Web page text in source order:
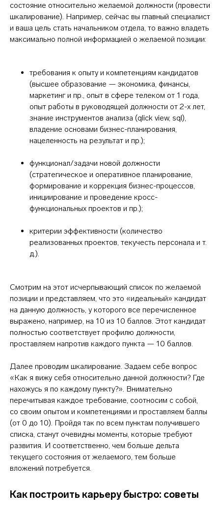
состояние относительно желаемой должности (провести
шкалирование). Например, сейчас вы главный специалист
и ваша цель стать начальником отдела, то важно владеть
максимально полной информацией о желаемой позиции:
требования к опыту и компетенциям кандидатов
(высшее образование — экономика, финансы,
маркетинг и пр., опыт в сфере телеком от 1 года,
опыт работы в руководящей должности от 2-х лет,
знание инструментов анализа (qlick view, sql),
владение основами бизнес-планирования,
нацеленность на результат и пр.);
функционал/задачи новой должности
(стратегическое и оперативное планирование,
формирование и коррекция бизнес-процессов,
инициирование и проведение кросс-
функциональных проектов и пр.);
критерии эффективности (количество
реализованных проектов, текучесть персонала и т.
д.).
Смотрим на этот исчерпывающий список по желаемой
позиции и представляем, что это «идеальный» кандидат
на данную должность, у которого все перечисленное
выражено, например, на 10 из 10 баллов. Этот кандидат
полностью соответствует профилю должности,
проставляем напротив каждого пункта — 10 баллов.
Далее проводим шкалирование. Задаем себе вопрос
«Как я вижу себя относительно данной должности? Где
нахожусь я по каждому пункту?». Внимательно
перечитывая каждое требование, соотносим с собой,
со своим опытом и компетенциями и проставляем баллы
(от 0 до 10). Пройдя так по всем пунктам получившего
списка, станут очевидны моменты, которые требуют
развития. И соответственно, чем больше дельта
текущего состояния от желаемого, тем больше
вложений потребуется.
Как построить карьеру быстро: советы